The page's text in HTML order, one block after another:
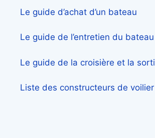
Le guide d’achat d’un bateau
Le guide de l’entretien du bateau
Le guide de la croisière et la
Liste des constructeurs de voilier